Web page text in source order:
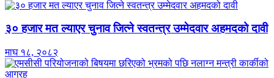
३० हजार मत ल्याएर चुनाव जित्ने स्वतन्त्र उम्मेदवार अहमदको दावी
माघ १८, २०८२